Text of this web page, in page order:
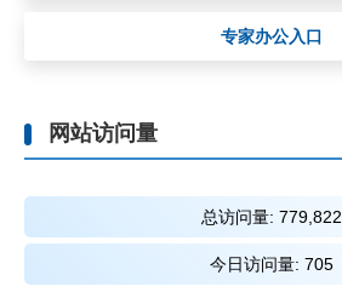
专家办公入口
网站访问量
总访问量: 779,822
今日访问量: 705